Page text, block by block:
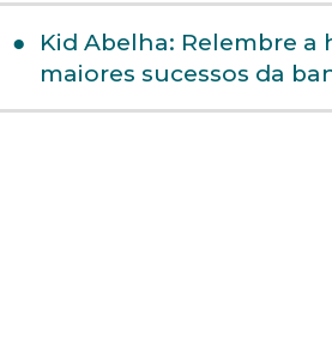
Kid Abelha: Relembre a
maiores sucessos da